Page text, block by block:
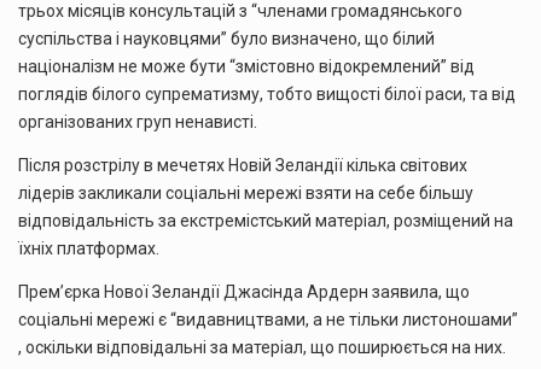
трьох місяців консультацій з “членами громадянського
суспільства і науковцями” було визначено, що білий
націоналізм не може бути “змістовно відокремлений” від
поглядів білого супрематизму, тобто вищості білої раси, та від
організованих груп ненависті.
Після розстрілу в мечетях Новій Зеландії кілька світових
лідерів закликали соціальні мережі взяти на себе більшу
відповідальність за екстремістський матеріал, розміщений на
їхніх платформах.
Прем’єрка Нової Зеландії Джасінда Ардерн заявила, що
соціальні мережі є “видавництвами, а не тільки листоношами”
, оскільки відповідальні за матеріал, що поширюється на них.